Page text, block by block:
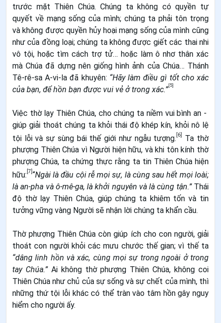
trước mặt Thiên Chúa. Chúng ta không có quyền tự
quyết về mạng sống của mình; chúng ta phải tôn trọng
và không được quyền hủy hoại mạng sống của mình cũng
như của đồng loại; chúng ta không được giết các thai nhi
vô tội, hoặc tìm cách trợ tử… hoặc làm ô nhơ thân xác
mà Chúa đã dựng nên giống hình ảnh của Chúa… Thánh
Tê-rê-sa A-vi-la đã khuyên: “Hãy làm điều gì tốt cho xác
của bạn, để hồn bạn được vui vẻ ở trong xác.” [5]
Việc thờ lạy Thiên Chúa, cho chúng ta niềm vui bình an -
giúp giải thoát chúng ta khỏi thái độ khép kín, khỏi nô lệ
tội lỗi và sự sùng bái thế giới như ngẫu tượng. [6]
Ta thờ
phượng Thiên Chúa vì Người hiện hữu, và khi tôn kính thờ
phượng Chúa, ta chứng thực rằng ta tin Thiên Chúa hiện
hữu: [7] “Ngài là đầu cội rễ mọi sự, là cùng sau hết mọi loài;
là an-pha và ô-mê-ga, là khởi nguyên và là cùng tận.”Thái
độ thờ lạy Thiên Chúa, giúp chúng ta khiêm tốn và tin
tưởng vững vàng Người sẽ nhận lời chúng ta khẩn cầu.
Thờ phượng Thiên Chúa còn giúp ích cho con người, giải
thoát con người khỏi các mưu chước thế gian; vì thế ta
“dâng linh hồn và xác, cùng mọi sự trong ngoài ở trong
tay Chúa.”Ai không thờ phượng Thiên Chúa, không coi
Thiên Chúa như chủ của sự sống và sự chết của mình, thì
những thứ tội lỗi khác có thể tràn vào tâm hồn gây nguy
hiểm cho người ấy.